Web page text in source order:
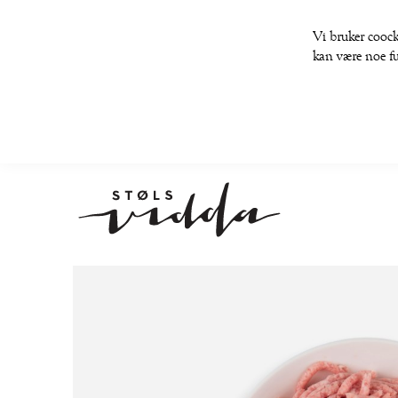
Vi bruker
kan være noe